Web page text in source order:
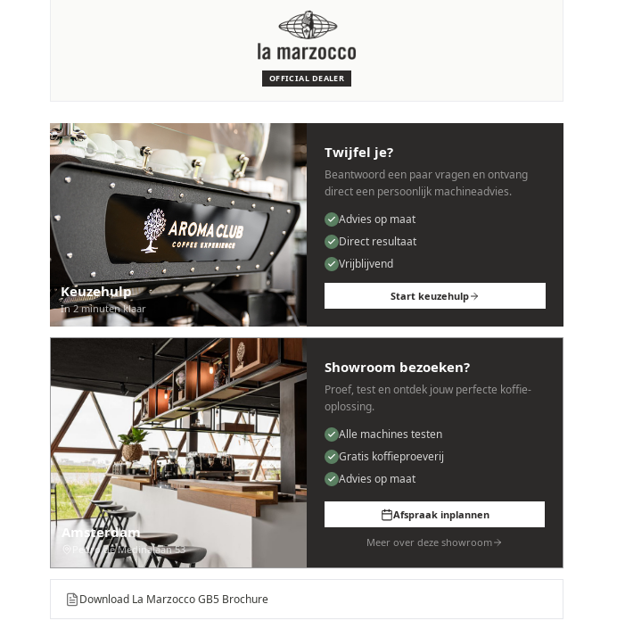
OFFICIAL DEALER
Keuzehulp
In 2 minuten klaar
Twijfel je?
Beantwoord een paar vragen en ontvang
direct een persoonlijk machineadvies.
Advies op maat
Direct resultaat
Vrijblijvend
Start keuzehulp
Amsterdam
Pedro de Medinalaan 53
Showroom bezoeken?
Proef, test en ontdek jouw perfecte koffie-
oplossing.
Alle machines testen
Gratis koffieproeverij
Advies op maat
Afspraak inplannen
Meer over deze showroom
Download La Marzocco GB5 Brochure